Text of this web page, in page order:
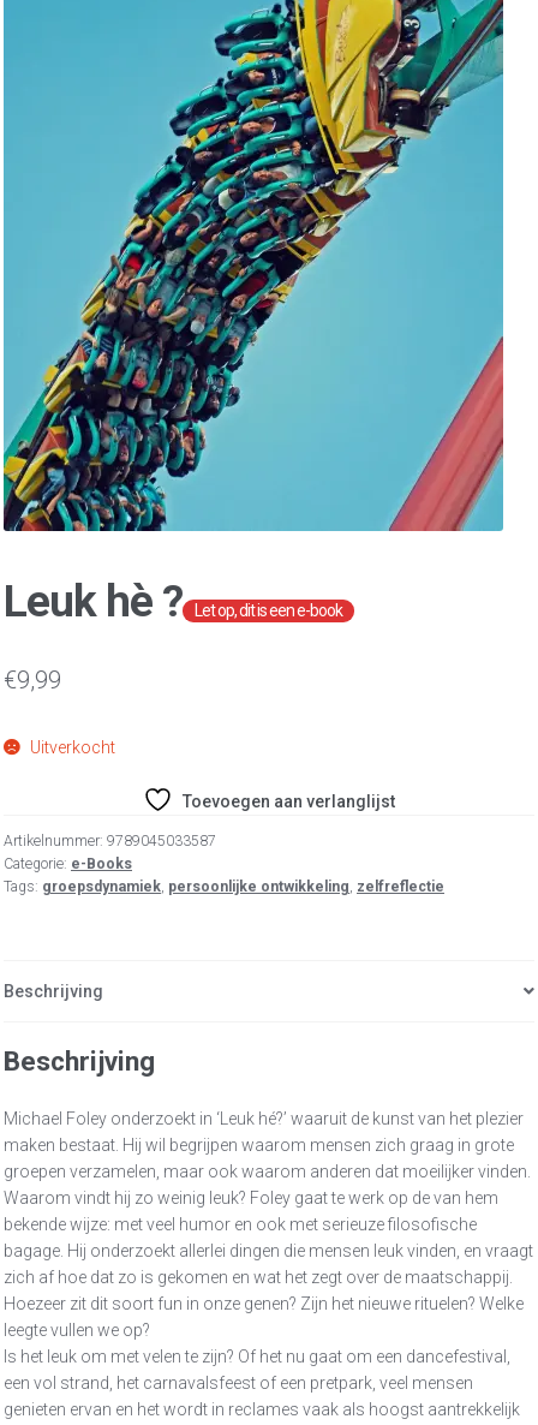
Leuk hè ?
€9,99
Uitverkocht
Toevoegen aan verlanglijst
Artikelnummer: 9789045033587
Categorie: e-Books
Tags: groepsdynamiek, persoonlijke ontwikkeling, zelfreflectie
Beschrijving
Beschrijving
Michael Foley onderzoekt in ‘Leuk hé?’ waaruit de kunst van het plezier
maken bestaat. Hij wil begrijpen waarom mensen zich graag in grote
groepen verzamelen, maar ook waarom anderen dat moeilijker vinden.
Waarom vindt hij zo weinig leuk? Foley gaat te werk op de van hem
bekende wijze: met veel humor en ook met serieuze filosofische
bagage. Hij onderzoekt allerlei dingen die mensen leuk vinden, en vraagt
zich af hoe dat zo is gekomen en wat het zegt over de maatschappij.
Hoezeer zit dit soort fun in onze genen? Zijn het nieuwe rituelen? Welke
leegte vullen we op?
Is het leuk om met velen te zijn? Of het nu gaat om een dancefestival,
een vol strand, het carnavalsfeest of een pretpark, veel mensen
genieten ervan en het wordt in reclames vaak als hoogst aantrekkelijk